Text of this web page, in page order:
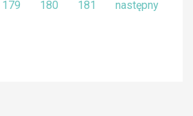
179 180 181 następny